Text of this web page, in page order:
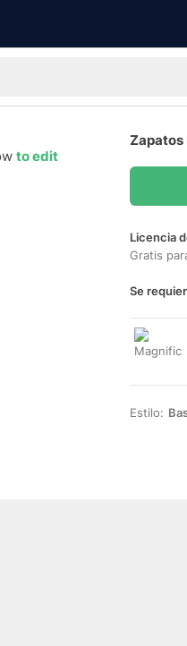
to edit
Zapatos
Licencia
Gratis
Se
Estilo: